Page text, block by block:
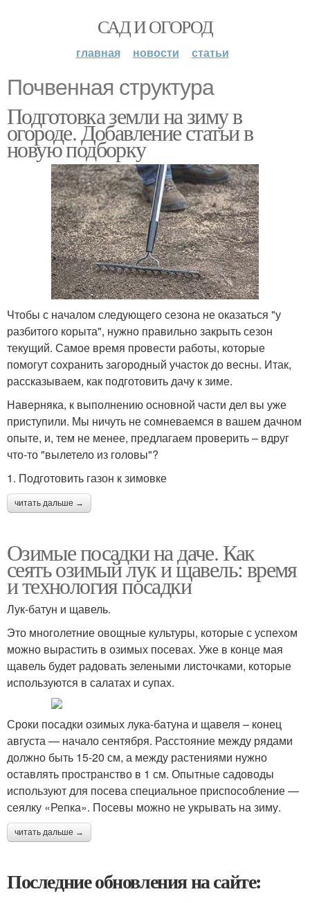
САД И ОГОРОД
главная новости статьи
Почвенная структура
Подготовка земли на зиму в
огороде. Добавление статьи в
новую подборку
Чтобы с началом следующего сезона не оказаться "у
разбитого корыта", нужно правильно закрыть сезон
текущий. Самое время провести работы, которые
помогут сохранить загородный участок до весны. Итак,
рассказываем, как подготовить дачу к зиме.
Наверняка, к выполнению основной части дел вы уже
приступили. Мы ничуть не сомневаемся в вашем дачном
опыте, и, тем не менее, предлагаем проверить – вдруг
что-то "вылетело из головы"?
1. Подготовить газон к зимовке
читать дальше →
Озимые посадки на даче. Как
сеять озимый лук и щавель: время
и технология посадки
Лук-батун и щавель.
Это многолетние овощные культуры, которые с успехом
можно вырастить в озимых посевах. Уже в конце мая
щавель будет радовать зелеными листочками, которые
используются в салатах и супах.
Сроки посадки озимых лука-батуна и щавеля – конец
августа — начало сентября. Расстояние между рядами
должно быть 15-20 см, а между растениями нужно
оставлять пространство в 1 см. Опытные садоводы
используют для посева специальное приспособление —
сеялку «Репка». Посевы можно не укрывать на зиму.
читать дальше →
Последние обновления на сайте: